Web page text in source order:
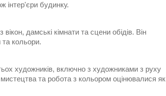
інтер'єри будинку.
дамські кімнати та сцени обідів. Він
та кольори.
художників, включно з художниками з руху
та робота з кольором оцінювалися як